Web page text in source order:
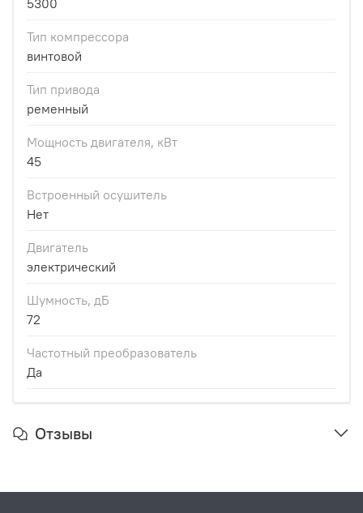
Тип компрессора
винтовой
Тип привода
ременный
Мощность двигателя, кВт
45
Встроенный осушитель
Нет
Двигатель
электрический
Шумность, дБ
72
Частотный преобразователь
Да
Отзывы